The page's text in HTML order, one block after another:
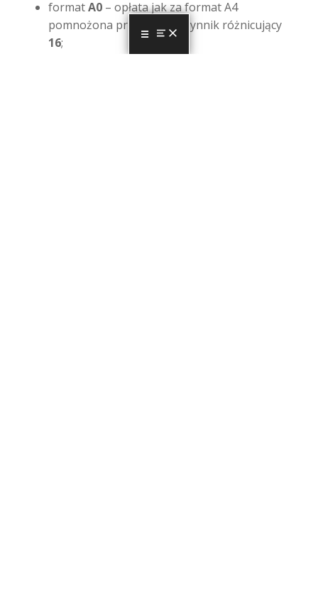
formatA0– opłata jak za format A4
pomnożona przez współczynnik różnicujący
16;